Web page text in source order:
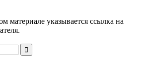
материале указывается ссылка на